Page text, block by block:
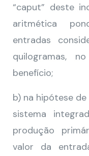
“caput” deste
aritmética
entradas
quilogramas,
benefício;
b) na hipótese
sistema
produção
valor da